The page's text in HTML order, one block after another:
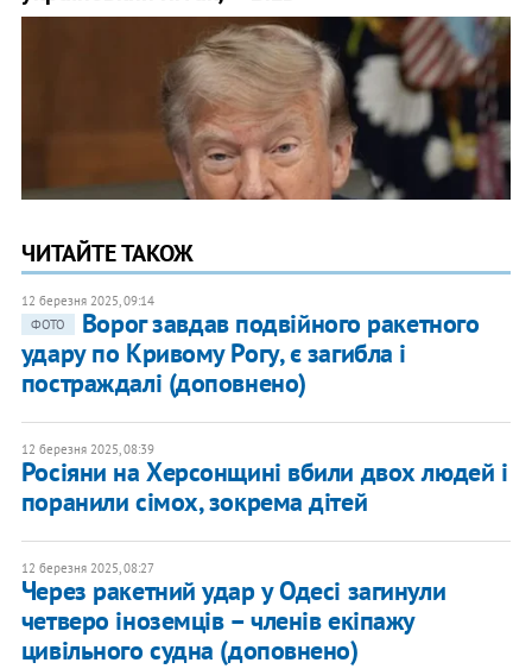
ЧИТАЙТЕ ТАКОЖ
12 березня 2025, 09:14
ФОТО
Ворог завдав подвійного ракетного
удару по Кривому Рогу, є загибла і
постраждалі (доповнено)
12 березня 2025, 08:39
Росіяни на Херсонщині вбили двох людей і
поранили сімох, зокрема дітей
12 березня 2025, 08:27
Через ракетний удар у Одесі загинули
четверо іноземців – членів екіпажу
цивільного судна (доповнено)